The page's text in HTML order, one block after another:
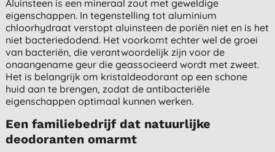
Aluinsteen is een mineraal zout met geweldige
eigenschappen. In tegenstelling tot aluminium
chloorhydraat verstopt aluinsteen de poriën niet en is het
niet bacteriedodend. Het voorkomt echter wel de groei
van bacteriën, die verantwoordelijk zijn voor de
onaangename geur die geassocieerd wordt met zweet.
Het is belangrijk om kristaldeodorant op een schone
huid aan te brengen, zodat de antibacteriële
eigenschappen optimaal kunnen werken.
Een familiebedrijf dat natuurlijke
deodoranten omarmt